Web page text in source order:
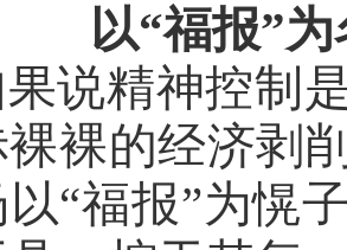
以“福报”
说精神控制
裸的经济剥
“福报”为愰